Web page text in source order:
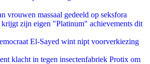
vrouwen massaal gedeeld op seksfora
zijn eigen "Platinum" achievements dit
El-Sayed wint nipt voorverkiezing
klacht in tegen insectenfabriek Protix om